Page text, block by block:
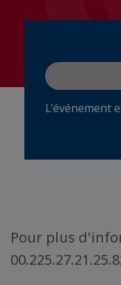
L'événement
Pour plus